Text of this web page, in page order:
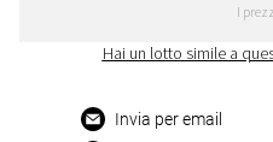
I
Hai un lotto simile a
Invia per email